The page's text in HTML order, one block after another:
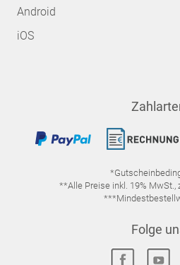
Android
iOS
**Alle Preise inkl. 19% MwSt.,
Folge